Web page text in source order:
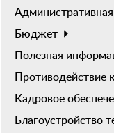
Бюджет
Полезная
Противодействие
Кадровое
Благоустройство